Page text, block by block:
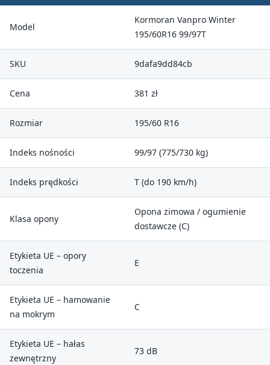
Model
Kormoran Vanpro Winter
195/60R16 99/97T
SKU 9dafa9dd84cb
Cena 381 zł
Rozmiar 195/60 R16
Indeks nośności 99/97 (775/730 kg)
Indeks prędkości T (do 190 km/h)
Klasa opony
Opona zimowa / ogumienie
dostawcze (C)
Etykieta UE – opory
toczenia
E
Etykieta UE – hamowanie
na mokrym
C
Etykieta UE – hałas
zewnętrzny
73 dB